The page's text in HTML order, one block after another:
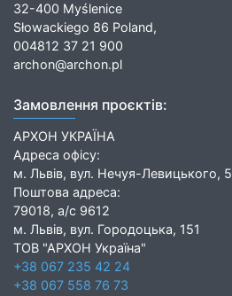
32-400 Myślenice
Słowackiego 86 Poland,
004812 37 21 900
archon@archon.pl
Замовлення проєктів:
АРХОН УКРАЇНА
Адреса офісу:
м. Львів, вул. Нечуя-Левицького, 5
Поштова адреса:
79018, а/с 9612
м. Львів, вул. Городоцька, 151
ТОВ "АРХОН Україна"
+38 067 235 42 24
+38 067 558 76 73